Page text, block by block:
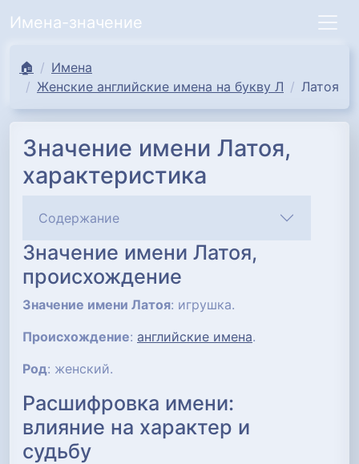
Имена-значение
🏠
Имена
Женские английские имена на букву Л
Латоя
Значение имени Латоя,
характеристика
Содержание
Значение имени Латоя,
происхождение
Значение имени Латоя: игрушка.
Происхождение: английские имена.
Род: женский.
Расшифровка имени:
влияние на характер и
судьбу